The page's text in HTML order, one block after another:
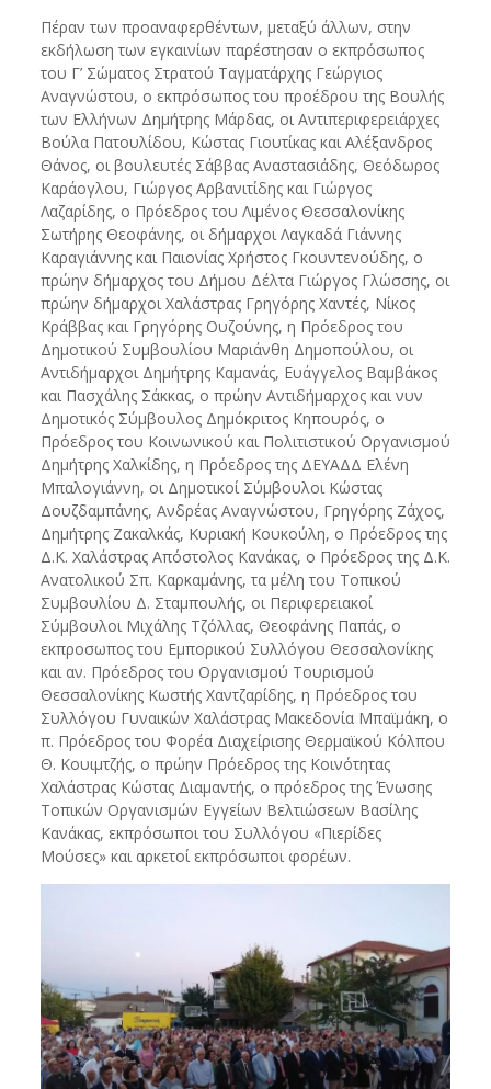
Πέραν των προαναφερθέντων, μεταξύ άλλων, στην
εκδήλωση των εγκαινίων παρέστησαν ο εκπρόσωπος
του Γ’ Σώματος Στρατού Ταγματάρχης Γεώργιος
Αναγνώστου, ο εκπρόσωπος του προέδρου της Βουλής
των Ελλήνων Δημήτρης Μάρδας, οι Αντιπεριφερειάρχες
Βούλα Πατουλίδου, Κώστας Γιουτίκας και Αλέξανδρος
Θάνος, οι βουλευτές Σάββας Αναστασιάδης, Θεόδωρος
Καράογλου, Γιώργος Αρβανιτίδης και Γιώργος
Λαζαρίδης, ο Πρόεδρος του Λιμένος Θεσσαλονίκης
Σωτήρης Θεοφάνης, οι δήμαρχοι Λαγκαδά Γιάννης
Καραγιάννης και Παιονίας Χρήστος Γκουντενούδης, ο
πρώην δήμαρχος του Δήμου Δέλτα Γιώργος Γλώσσης, οι
πρώην δήμαρχοι Χαλάστρας Γρηγόρης Χαντές, Νίκος
Κράββας και Γρηγόρης Ουζούνης, η Πρόεδρος του
Δημοτικού Συμβουλίου Μαριάνθη Δημοπούλου, οι
Αντιδήμαρχοι Δημήτρης Καμανάς, Ευάγγελος Βαμβάκος
και Πασχάλης Σάκκας, ο πρώην Αντιδήμαρχος και νυν
Δημοτικός Σύμβουλος Δημόκριτος Κηπουρός, ο
Πρόεδρος του Κοινωνικού και Πολιτιστικού Οργανισμού
Δημήτρης Χαλκίδης, η Πρόεδρος της ΔΕΥΑΔΔ Ελένη
Μπαλογιάννη, οι Δημοτικοί Σύμβουλοι Κώστας
Δουζδαμπάνης, Ανδρέας Αναγνώστου, Γρηγόρης Ζάχος,
Δημήτρης Ζακαλκάς, Κυριακή Κουκούλη, ο Πρόεδρος της
Δ.Κ. Χαλάστρας Απόστολος Κανάκας, ο Πρόεδρος της Δ.Κ.
Ανατολικού Σπ. Καρκαμάνης, τα μέλη του Τοπικού
Συμβουλίου Δ. Σταμπουλής, οι Περιφερειακοί
Σύμβουλοι Μιχάλης Τζόλλας, Θεοφάνης Παπάς, ο
εκπροσωπος του Εμπορικού Συλλόγου Θεσσαλονίκης
και αν. Πρόεδρος του Οργανισμού Τουρισμού
Θεσσαλονίκης Κωστής Χαντζαρίδης, η Πρόεδρος του
Συλλόγου Γυναικών Χαλάστρας Μακεδονία Μπαϊμάκη, ο
π. Πρόεδρος του Φορέα Διαχείρισης Θερμαϊκού Κόλπου
Θ. Κουιμτζής, ο πρώην Πρόεδρος της Κοινότητας
Χαλάστρας Κώστας Διαμαντής, ο πρόεδρος της Ένωσης
Τοπικών Οργανισμών Εγγείων Βελτιώσεων Βασίλης
Κανάκας, εκπρόσωποι του Συλλόγου «Πιερίδες
Μούσες» και αρκετοί εκπρόσωποι φορέων.